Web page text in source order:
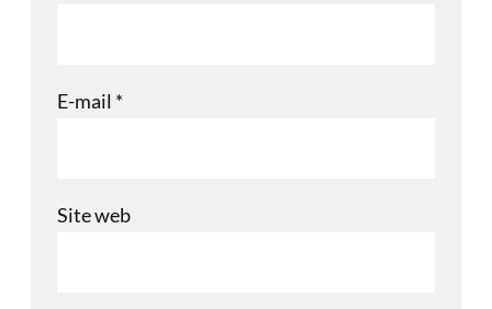
E-mail *
Site web